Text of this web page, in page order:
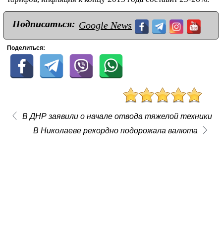
Подписаться: Google News
Поделиться:
В ДНР заявили о начале отвода тяжелой техники
В Николаеве рекордно подорожала валюта